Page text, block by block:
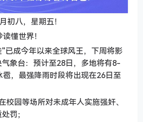
初八，星期五！
懂世界！
已成今年以来全球风王，下周将影
象台：预计至28日，多地将有8-
雹，最强降雨时段将出现在26日至
校园等场所对未成年人实施强奸、
罚；